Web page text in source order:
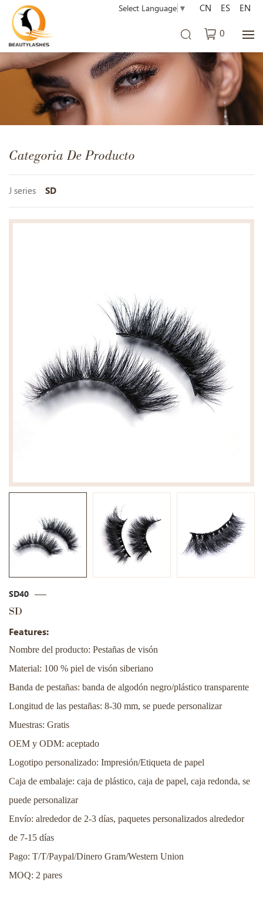
Select Language ▼
0
CN ES EN
Categoria De Producto
J series SD
SD40
SD
Features:
Nombre del producto: Pestañas de visón
Material: 100 % piel de visón siberiano
Banda de pestañas: banda de algodón negro/plástico transparente
Longitud de las pestañas: 8-30 mm, se puede personalizar
Muestras: Gratis
OEM y ODM: aceptado
Logotipo personalizado: Impresión/Etiqueta de papel
Caja de embalaje: caja de plástico, caja de papel, caja redonda, se
puede personalizar
Envío: alrededor de 2-3 días, paquetes personalizados alrededor
de 7-15 días
Pago: T/T/Paypal/Dinero Gram/Western Union
MOQ: 2 pares